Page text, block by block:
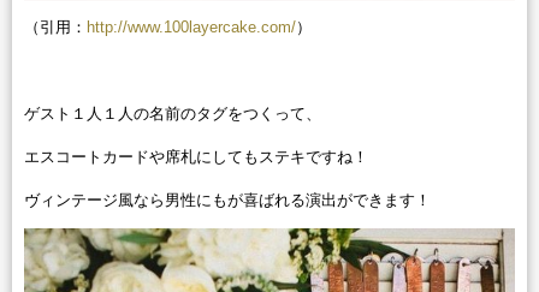
（引用： http://www.100layercake.com/）
ゲスト１人１人の名前のタグをつくって、
エスコートカードや席札にしてもステキですね！
ヴィンテージ風なら男性にもが喜ばれる演出ができます！